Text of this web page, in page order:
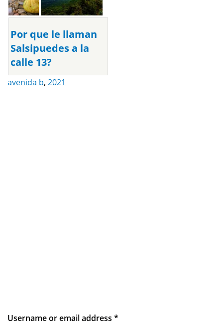
Por que le llaman
Salsipuedes a la
calle 13?
avenida b, 2021
Username or email address *